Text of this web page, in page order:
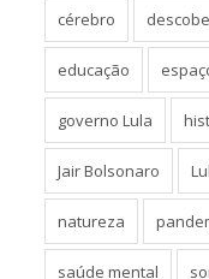
cérebro
educação
governo Lula
Jair Bolsonaro
natureza
saúde mental